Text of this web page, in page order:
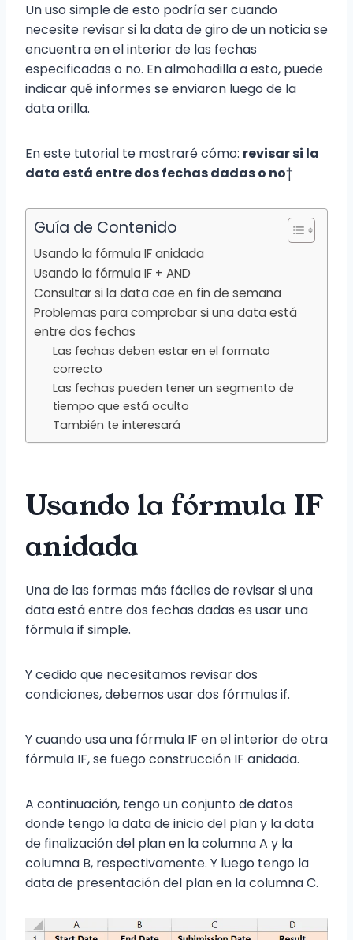
Un uso simple de esto podría ser cuando
necesite revisar si la data de giro de un noticia se
encuentra en el interior de las fechas
especificadas o no. En almohadilla a esto, puede
indicar qué informes se enviaron luego de la
data orilla.
En este tutorial te mostraré cómo: revisar si la
data está entre dos fechas dadas o no†
Guía de Contenido
Usando la fórmula IF anidada
Usando la fórmula IF + AND
Consultar si la data cae en fin de semana
Problemas para comprobar si una data está
entre dos fechas
Las fechas deben estar en el formato
correcto
Las fechas pueden tener un segmento de
tiempo que está oculto
También te interesará
Usando la fórmula IF
anidada
Una de las formas más fáciles de revisar si una
data está entre dos fechas dadas es usar una
fórmula if simple.
Y cedido que necesitamos revisar dos
condiciones, debemos usar dos fórmulas if.
Y cuando usa una fórmula IF en el interior de otra
fórmula IF, se fuego construcción IF anidada.
A continuación, tengo un conjunto de datos
donde tengo la data de inicio del plan y la data
de finalización del plan en la columna A y la
columna B, respectivamente. Y luego tengo la
data de presentación del plan en la columna C.